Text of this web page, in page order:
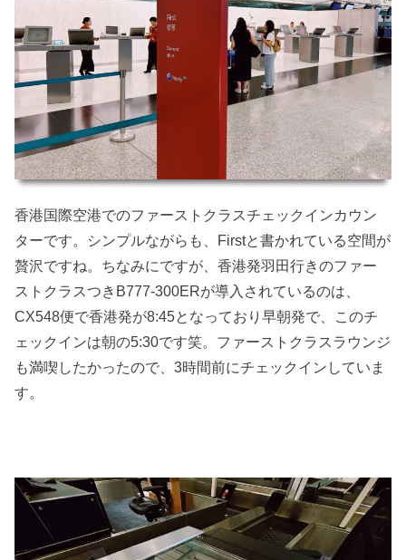
香港国際空港でのファーストクラスチェックインカウン
ターです。シンプルながらも、Firstと書かれている空間が
贅沢ですね。ちなみにですが、香港発羽田行きのファー
ストクラスつきB777-300ERが導入されているのは、
CX548便で香港発が8:45となっており早朝発で、このチ
ェックインは朝の5:30です笑。ファーストクラスラウンジ
も満喫したかったので、3時間前にチェックインしていま
す。